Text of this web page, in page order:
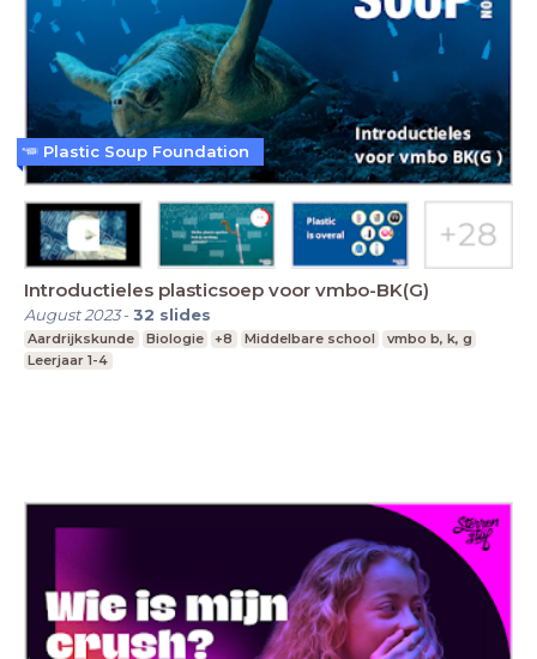
Introductieles plasticsoep voor vmbo-BK(G)
August 2023-32 slides
Aardrijkskunde Biologie +8 Middelbare school
vmbo b, k, g
Leerjaar 1-4
Plastic Soup Foundation